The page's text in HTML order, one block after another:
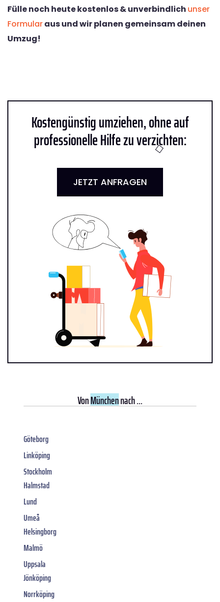
Fülle noch heute kostenlos & unverbindlich unser
Formularaus und wir planen gemeinsam deinen
Umzug!
Kostengünstig umziehen, ohne auf
professionelle Hilfe zu verzichten:
JETZT ANFRAGEN
VonMünchennach ...
Göteborg
Linköping
Stockholm
Halmstad
Lund
Umeå
Helsingborg
Malmö
Uppsala
Jönköping
Norrköping